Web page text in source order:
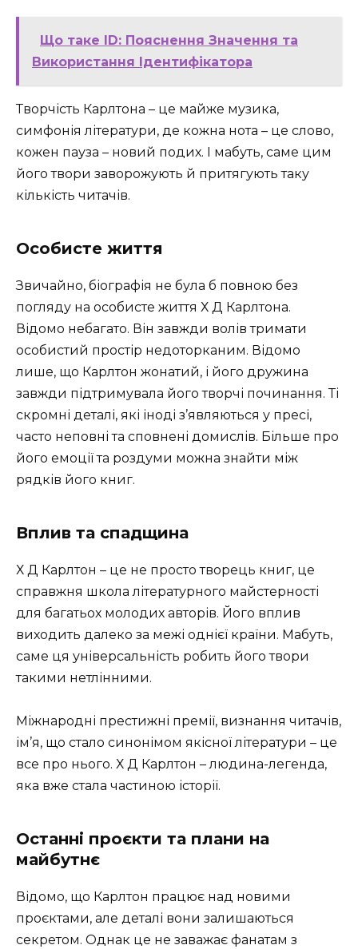
Що таке ID: Пояснення Значення та
Використання Ідентифікатора
Творчість Карлтона – це майже музика,
симфонія літератури, де кожна нота – це слово,
кожен пауза – новий подих. І мабуть, саме цим
його твори заворожують й притягують таку
кількість читачів.
Особисте життя
Звичайно, біографія не була б повною без
погляду на особисте життя Х Д Карлтона.
Відомо небагато. Він завжди волів тримати
особистий простір недоторканим. Відомо
лише, що Карлтон жонатий, і його дружина
завжди підтримувала його творчі починання. Ті
скромні деталі, які іноді з’являються у пресі,
часто неповні та сповнені домислів. Більше про
його емоції та роздуми можна знайти між
рядків його книг.
Вплив та спадщина
Х Д Карлтон – це не просто творець книг, це
справжня школа літературного майстерності
для багатьох молодих авторів. Його вплив
виходить далеко за межі однієї країни. Мабуть,
саме ця універсальність робить його твори
такими нетлінними.
Міжнародні престижні премії, визнання читачів,
ім’я, що стало синонімом якісної літератури – це
все про нього. Х Д Карлтон – людина-легенда,
яка вже стала частиною історії.
Останні проєкти та плани на
майбутнє
Відомо, що Карлтон працює над новими
проєктами, але деталі вони залишаються
секретом. Однак це не заважає фанатам з